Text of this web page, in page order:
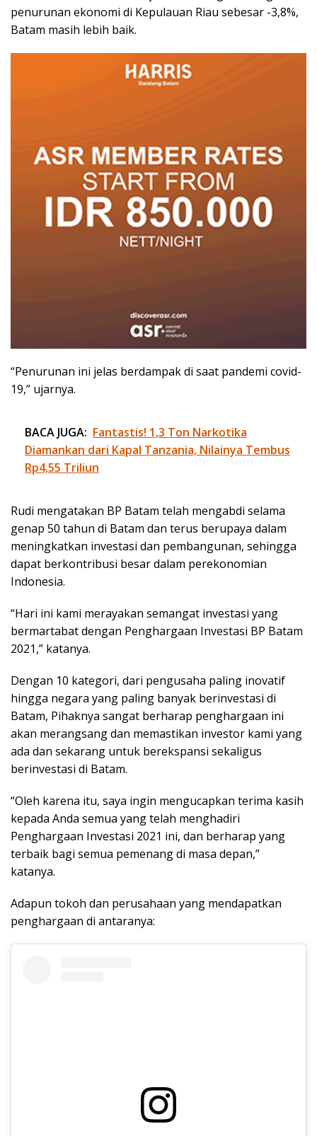
penurunan ekonomi di Kepulauan Riau sebesar -3,8%,
Batam masih lebih baik.
“Penurunan ini jelas berdampak di saat pandemi covid-
19,” ujarnya.
BACA JUGA: Fantastis! 1,3 Ton Narkotika
Diamankan dari Kapal Tanzania, Nilainya Tembus
Rp4,55 Triliun
Rudi mengatakan BP Batam telah mengabdi selama
genap 50 tahun di Batam dan terus berupaya dalam
meningkatkan investasi dan pembangunan, sehingga
dapat berkontribusi besar dalam perekonomian
Indonesia.
“Hari ini kami merayakan semangat investasi yang
bermartabat dengan Penghargaan Investasi BP Batam
2021,” katanya.
Dengan 10 kategori, dari pengusaha paling inovatif
hingga negara yang paling banyak berinvestasi di
Batam, Pihaknya sangat berharap penghargaan ini
akan merangsang dan memastikan investor kami yang
ada dan sekarang untuk berekspansi sekaligus
berinvestasi di Batam.
“Oleh karena itu, saya ingin mengucapkan terima kasih
kepada Anda semua yang telah menghadiri
Penghargaan Investasi 2021 ini, dan berharap yang
terbaik bagi semua pemenang di masa depan,”
katanya.
Adapun tokoh dan perusahaan yang mendapatkan
penghargaan di antaranya: